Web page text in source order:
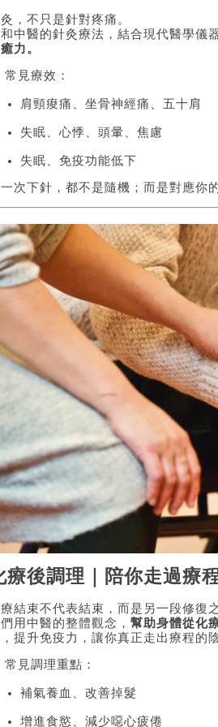
，不只是針對疼痛。
中醫的針灸療法，結合現代醫學儀
力。
常見療效：
肩頸痠痛、坐骨神經痛、五十肩
失眠、心悸、頭暈、焦慮
失眠、免疫功能低下
次下針，都不是隨機；而是對應你
療後調理｜陪你走過療
結束不代表結束，而是另一段修復
用中醫的整體觀念， 幫助身體從化
提升免疫力，讓你真正走出療程的陰
常見調理重點：
補氣養血、改善掉髮
增進食慾、減少噁心疲倦